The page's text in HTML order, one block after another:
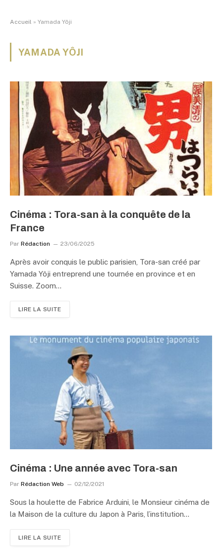
Accueil » Yamada Yôji
YAMADA YÔJI
Cinéma : Tora-san à la conquête de la
France
Par Rédaction 23/06/2025
Après avoir conquis le public parisien, Tora-san créé par
Yamada Yôji entreprend une tournée en province et en
Suisse. Zoom…
LIRE LA SUITE
Cinéma : Une année avec Tora-san
Par Rédaction Web 02/12/2021
Sous la houlette de Fabrice Arduini, le Monsieur cinéma de
la Maison de la culture du Japon à Paris, l’institution…
LIRE LA SUITE